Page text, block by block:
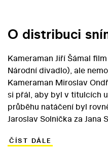
O distribuci
Kameraman Jiří Šámal
Národní divadlo), ale
Kameraman Miroslav
si přál, aby byl v titulcích
průběhu natáčení byl
Jaroslav Solnička za Jana
léta. Protože šlo o stejnou
ČÍST DÁLE